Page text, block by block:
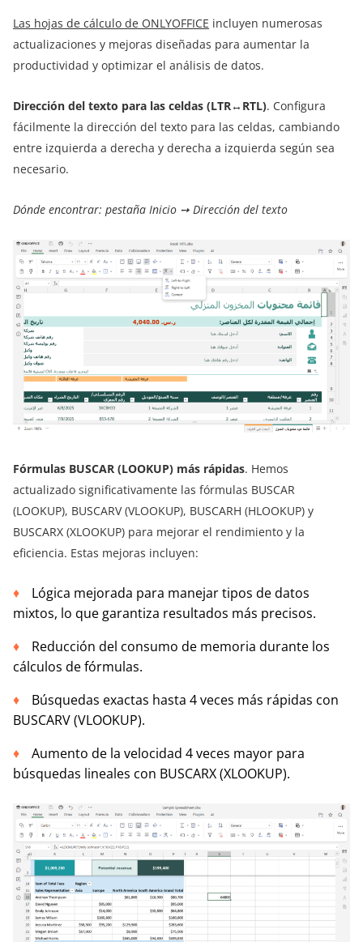
Las hojas de cálculo de ONLYOFFICE incluyen numerosas
actualizaciones y mejoras diseñadas para aumentar la
productividad y optimizar el análisis de datos.
Dirección del texto para las celdas (LTR↔RTL). Configura
fácilmente la dirección del texto para las celdas, cambiando
entre izquierda a derecha y derecha a izquierda según sea
necesario.
Dónde encontrar: pestaña Inicio ➙ Dirección del texto
Fórmulas BUSCAR (LOOKUP) más rápidas. Hemos
actualizado significativamente las fórmulas BUSCAR
(LOOKUP), BUSCARV (VLOOKUP), BUSCARH (HLOOKUP) y
BUSCARX (XLOOKUP) para mejorar el rendimiento y la
eficiencia. Estas mejoras incluyen:
Lógica mejorada para manejar tipos de datos
mixtos, lo que garantiza resultados más precisos.
Reducción del consumo de memoria durante los
cálculos de fórmulas.
Búsquedas exactas hasta 4 veces más rápidas con
BUSCARV (VLOOKUP).
Aumento de la velocidad 4 veces mayor para
búsquedas lineales con BUSCARX (XLOOKUP).